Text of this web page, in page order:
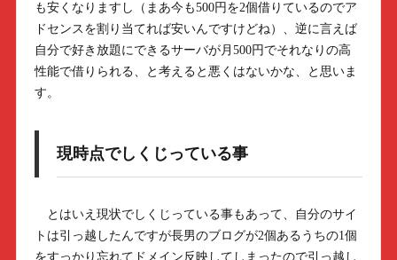
も安くなりますし（まあ今も500円を2個借りているのでア
ドセンスを割り当てれば安いんですけどね）、逆に言えば
自分で好き放題にできるサーバが月500円でそれなりの高
性能で借りられる、と考えると悪くはないかな、と思いま
す。
現時点でしくじっている事
とはいえ現状でしくじっている事もあって、自分のサイ
トは引っ越したんですが長男のブログが2個あるうちの1個
をすっかり忘れてドメイン反映してしまったので引っ越し